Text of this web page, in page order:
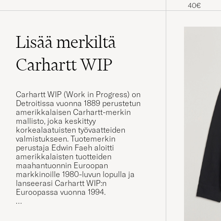
40€
Lisää merkiltä
Carhartt WIP
Carhartt WIP (Work in Progress) on
Detroitissa vuonna 1889 perustetun
amerikkalaisen Carhartt-merkin
mallisto, joka keskittyy
korkealaatuisten työvaatteiden
valmistukseen. Tuotemerkin
perustaja Edwin Faeh aloitti
amerikkalaisten tuotteiden
maahantuonnin Euroopan
markkinoille 1980-luvun lopulla ja
lanseerasi Carhartt WIP:n
Euroopassa vuonna 1994.